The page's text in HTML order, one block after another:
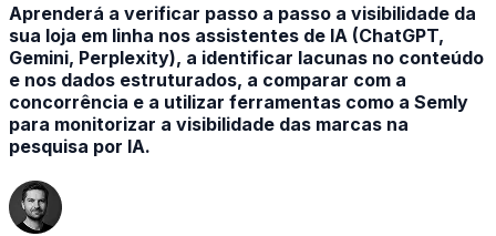
Aprenderá a verificar passo a passo a visibilidade da
sua loja em linha nos assistentes de IA (ChatGPT,
Gemini, Perplexity), a identificar lacunas no conteúdo
e nos dados estruturados, a comparar com a
concorrência e a utilizar ferramentas como a Semly
para monitorizar a visibilidade das marcas na
pesquisa por IA.